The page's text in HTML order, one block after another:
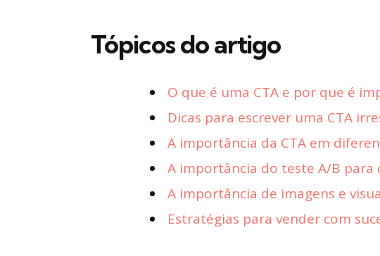
Tópicos do artigo
O que é uma CTA e por que é
Dicas para escrever uma CTA
A importância da CTA em
A importância do teste A/B para
A importância de imagens e
Estratégias para vender com